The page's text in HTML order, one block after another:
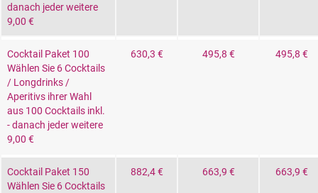
danach jeder weitere
9,00 €
Cocktail Paket 100
Wählen Sie 6 Cocktails
/ Longdrinks /
Aperitivs ihrer Wahl
aus 100 Cocktails inkl.
- danach jeder weitere
9,00 €
630,3 € 495,8 € 495,8 €
Cocktail Paket 150
Wählen Sie 6 Cocktails
882,4 € 663,9 € 663,9 €